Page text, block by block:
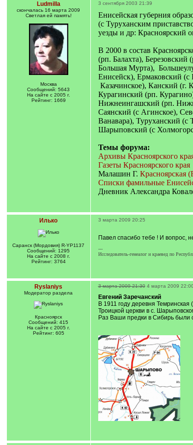
Ludmilla
скончалась 16 марта 2009
Светлая ей память!
Москва
Сообщений: 5643
На сайте с 2005 г.
Рейтинг: 1669
3 сентября 2003 21:39
Енисейская губерния
(с Туруханским
уезды и др: Красноярский
В 2000 в состав
(рп. Балахта),
Большая Мурта),
Енисейск), Ермаковский
Казачинское), Канский (г.
Курагинский (рп.
Нижнеингашский (рп.
Саянский (с Агинское),
Ванавара), Туруханский (с
Шарыповский (с
Темы форума:
Архивы Красноярского
Газеты Красноярского края
Малашин Г. Красноярская
Списки фамильные
Дневник Александра
Илько
Саранск (Мордовия) R-YP1137
Сообщений: 1295
На сайте с 2008 г.
Рейтинг: 3764
3 марта 2009 20:25
Павел спасибо тебе ! И вопрос,
---
Исследователь-генеалог и краевед по
Ryslaniys
Модератор раздела
Красноярск
Сообщений: 415
На сайте с 2005 г.
Рейтинг: 605
3 марта 2009 21:30 4 марта 2009 22:00
Евгений Заречанский
В 1911 году деревня
Троицкой церкви в с.
Раз Ваши предки в Сибирь были